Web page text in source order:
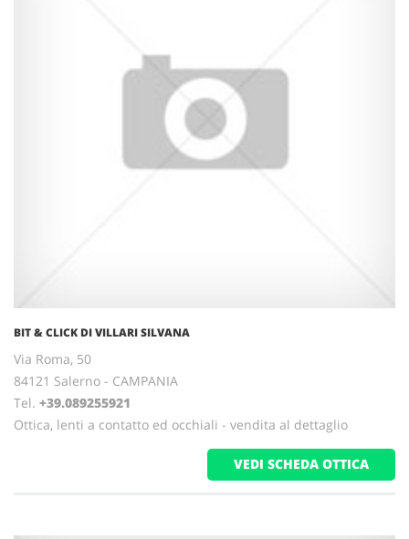
BIT & CLICK DI VILLARI SILVANA
Via Roma, 50
84121 Salerno - CAMPANIA
Tel. +39.089255921
Ottica, lenti a contatto ed occhiali - vendita al dettaglio
VEDI SCHEDA OTTICA